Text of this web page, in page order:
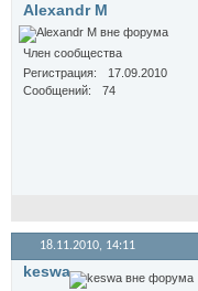
Alexandr M
Член сообщества
Регистрация
17.09.2010
Сообщений
74
18.11.2010, 14:11
keswa